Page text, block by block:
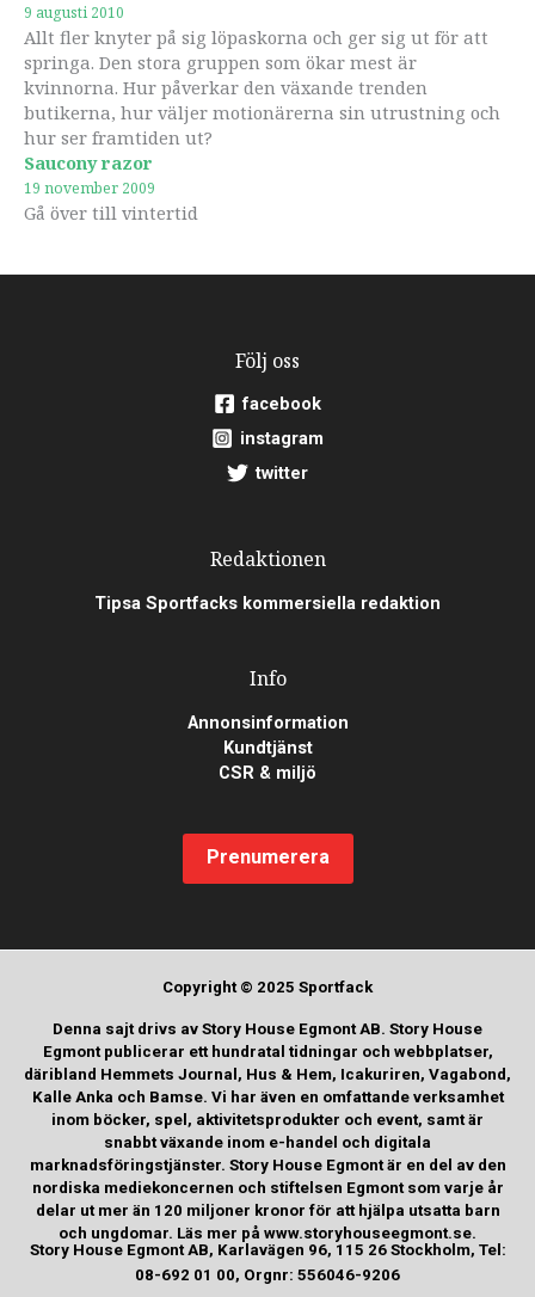
9 augusti 2010
Allt fler knyter på sig löpaskorna och ger sig ut för att
springa. Den stora gruppen som ökar mest är
kvinnorna. Hur påverkar den växande trenden
butikerna, hur väljer motionärerna sin utrustning och
hur ser framtiden ut?
Saucony razor
19 november 2009
Gå över till vintertid
Följ oss
facebook
instagram
twitter
Redaktionen
Tipsa Sportfacks kommersiella redaktion
Info
Annonsinformation
Kundtjänst
CSR & miljö
Prenumerera
Copyright © 2025 Sportfack
Denna sajt drivs av Story House Egmont AB. Story House
Egmont publicerar ett hundratal tidningar och webbplatser,
däribland Hemmets Journal, Hus & Hem, Icakuriren, Vagabond,
Kalle Anka och Bamse. Vi har även en omfattande verksamhet
inom böcker, spel, aktivitetsprodukter och event, samt är
snabbt växande inom e-handel och digitala
marknadsföringstjänster. Story House Egmont är en del av den
nordiska mediekoncernen och stiftelsen Egmont som varje år
delar ut mer än 120 miljoner kronor för att hjälpa utsatta barn
och ungdomar. Läs mer på www.storyhouseegmont.se.
Story House Egmont AB, Karlavägen 96, 115 26 Stockholm, Tel:
08-692 01 00, Orgnr: 556046-9206